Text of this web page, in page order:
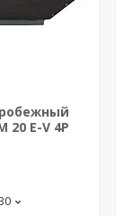
20 E-V 4P